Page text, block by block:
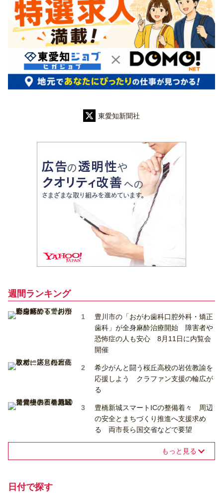
東愛知新聞社
週間ランキング
豊川市の「おがわ歯科口腔外科・矯正
歯科」が全身麻酔治療開始 障害者や
恐怖症の人も安心 8月11日に内覧会
開催
希少がんと闘う桜丘高校の岩佐教諭を
応援しよう クラファン支援の輪広が
る
豊橋新城スマートICの整備着々 周辺
の安全とまちづくり推進へ支援求め
る 両市長ら国交省などで要望
もっと見る
日付で探す